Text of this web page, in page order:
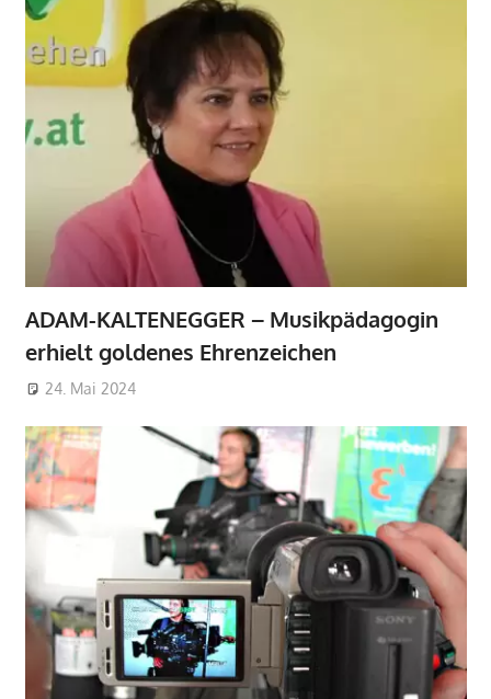
ADAM-KALTENEGGER – Musikpädagogin
erhielt goldenes Ehrenzeichen
24. Mai 2024